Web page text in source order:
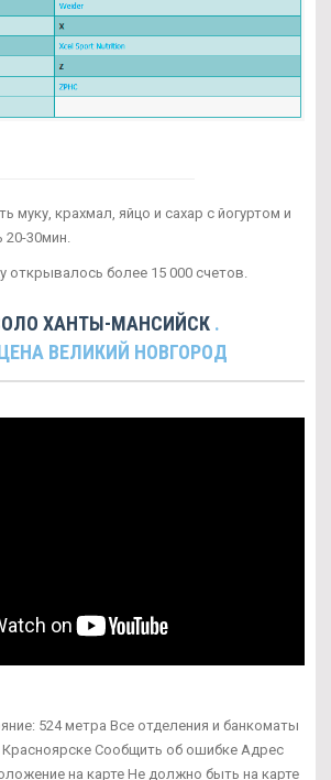
муку, крахмал, яйцо и сахар с йогуртом и
20-30мин.
открывалось более 15 000 счетов.
ХАНТЫ-МАНСИЙСК .
ЦЕНА ВЕЛИКИЙ НОВГОРОД
524 метра Все отделения и банкоматы
Красноярске Сообщить об ошибке Адрес
на карте Не должно быть на карте